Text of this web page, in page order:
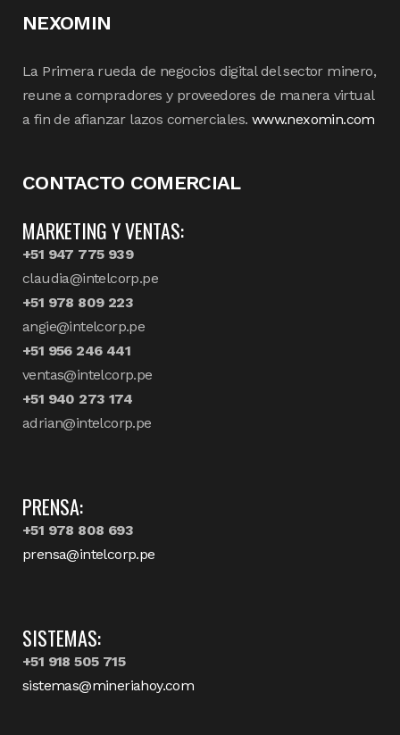
NEXOMIN
La Primera rueda de negocios digital del sector minero,
reune a compradores y proveedores de manera virtual
a fin de afianzar lazos comerciales. www.nexomin.com
CONTACTO COMERCIAL
MARKETING Y VENTAS:
+51 947 775 939
claudia@intelcorp.pe
+51 978 809 223
angie@intelcorp.pe
+51 956 246 441
ventas@intelcorp.pe
+51 940 273 174
adrian@intelcorp.pe
PRENSA:
+51 978 808 693
prensa@intelcorp.pe
SISTEMAS:
+51 918 505 715
sistemas@mineriahoy.com